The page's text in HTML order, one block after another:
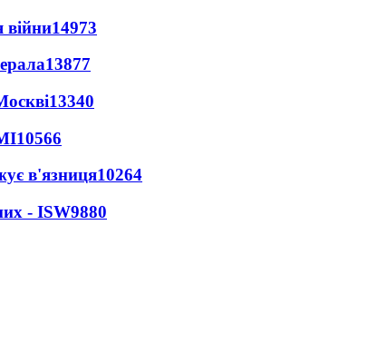
14973
13877
13340
10566
в'язниця10264
- ISW9880